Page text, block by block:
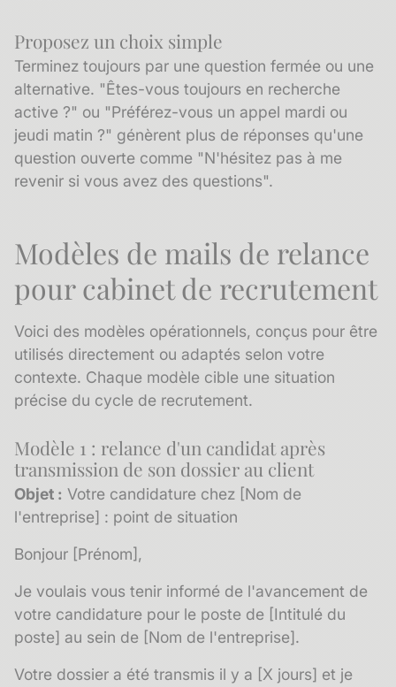
Proposez un choix simple
Terminez toujours par une question fermée ou une
alternative. "Êtes-vous toujours en recherche
active ?" ou "Préférez-vous un appel mardi ou
jeudi matin ?" génèrent plus de réponses qu'une
question ouverte comme "N'hésitez pas à me
revenir si vous avez des questions".
Modèles de mails de relance
pour cabinet de recrutement
Voici des modèles opérationnels, conçus pour être
utilisés directement ou adaptés selon votre
contexte. Chaque modèle cible une situation
précise du cycle de recrutement.
Modèle 1 : relance d'un candidat après
transmission de son dossier au client
Objet : Votre candidature chez [Nom de
l'entreprise] : point de situation
Bonjour [Prénom],
Je voulais vous tenir informé de l'avancement de
votre candidature pour le poste de [Intitulé du
poste] au sein de [Nom de l'entreprise].
Votre dossier a été transmis il y a [X jours] et je